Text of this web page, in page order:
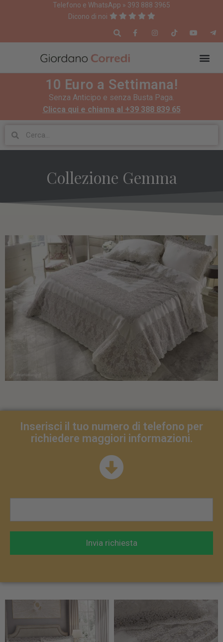
Telefono e WhatsApp » 393 888 3965
Dicono di noi
10 Euro a Settimana!
Senza Anticipo e senza Busta Paga.
Clicca qui e chiama al +39 388 839 65
Collezione Gemma
Inserisci il tuo numero di telefono per
richiedere maggiori informazioni.